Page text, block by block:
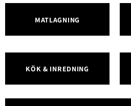
MATLAGNING
KÖK & INREDNING